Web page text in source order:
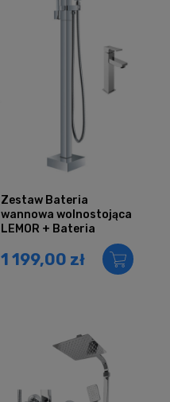
Zestaw Bateria
wannowa wolnostojąca
LEMOR + Bateria
nablatowa QATRO -
1 199,00 zł